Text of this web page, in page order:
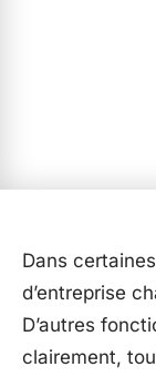
Dans
d’entreprise
D’autres
clairement,